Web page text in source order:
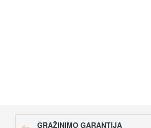
GRĄŽINIMO GARANTIJA